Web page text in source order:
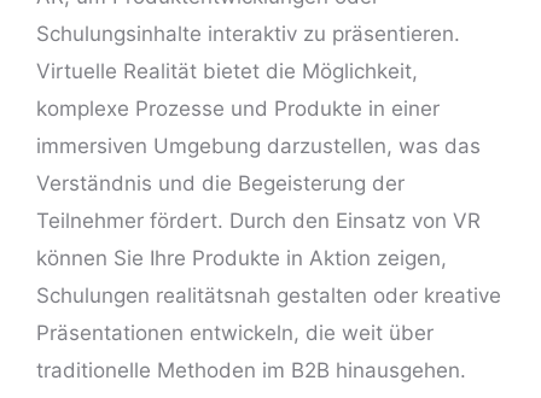
Schulungsinhalte interaktiv zu präsentieren.
Virtuelle Realität bietet die Möglichkeit,
komplexe Prozesse und Produkte in einer
immersiven Umgebung darzustellen, was das
Verständnis und die Begeisterung der
Teilnehmer fördert. Durch den Einsatz von VR
können Sie Ihre Produkte in Aktion zeigen,
Schulungen realitätsnah gestalten oder kreative
Präsentationen entwickeln, die weit über
traditionelle Methoden im B2B hinausgehen.